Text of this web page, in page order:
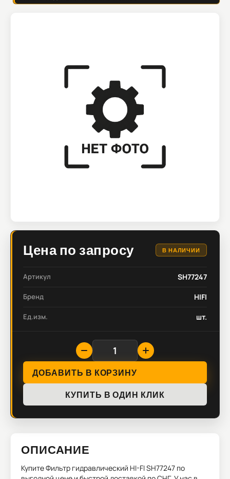
Цена по запросу В НАЛИЧИИ
Артикул SH77247
Бренд HIFI
Ед.изм. шт.
ДОБАВИТЬ В КОРЗИНУ
КУПИТЬ В ОДИН КЛИК
ОПИСАНИЕ
КупитеФильтр гидравлический HI-FI SH77247 по